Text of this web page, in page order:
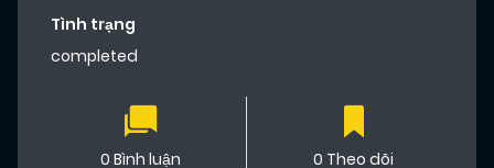
Tình trạng
completed
0 Bình luận 0 Theo dõi